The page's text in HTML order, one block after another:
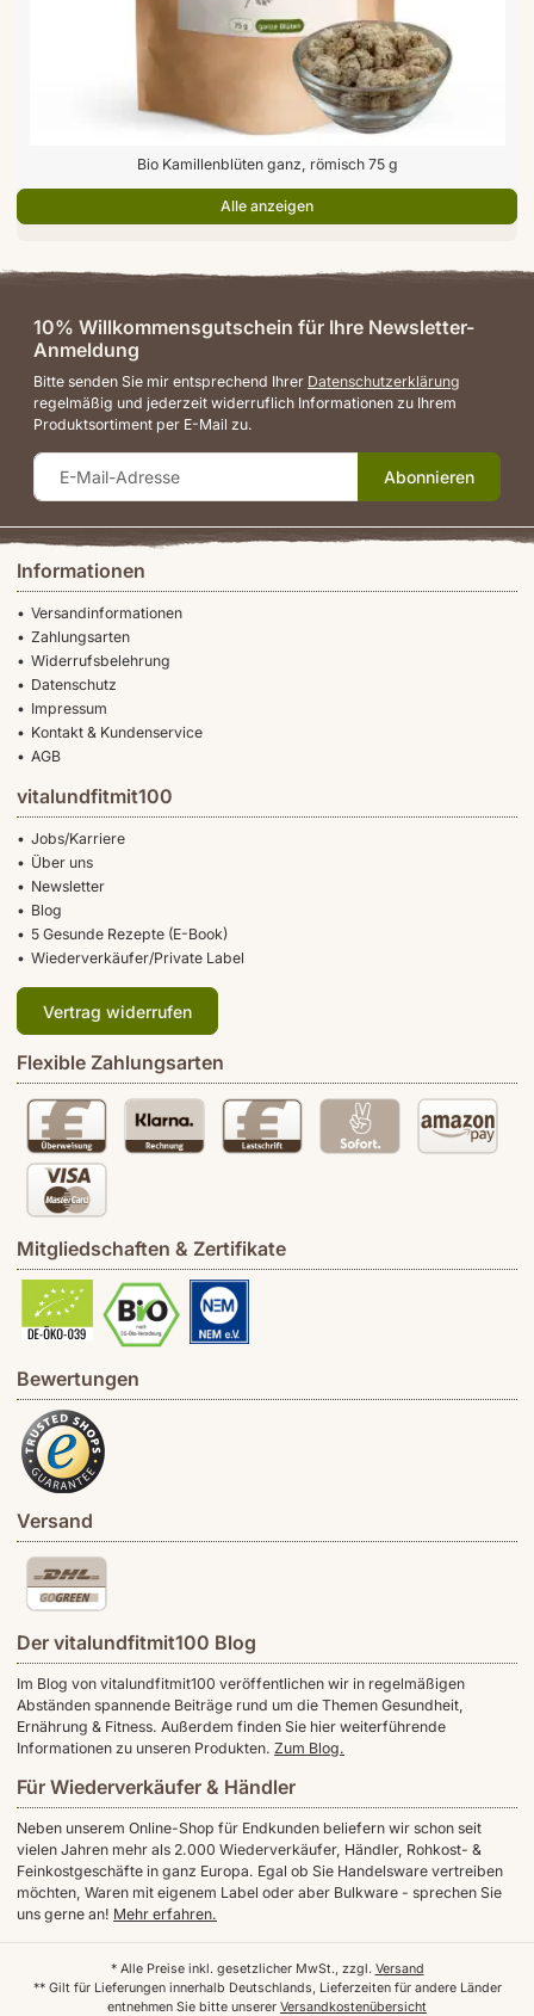
Bio Kamillenblüten ganz, römisch 75 g
Alle anzeigen
Informationen
Versandinformationen
Zahlungsarten
Widerrufsbelehrung
Datenschutz
Impressum
Kontakt & Kundenservice
AGB
vitalundfitmit100
Jobs/Karriere
Über uns
Newsletter
Blog
5 Gesunde Rezepte (E-Book)
Wiederverkäufer/Private Label
Vertrag widerrufen
Flexible Zahlungsarten
Mitgliedschaften & Zertifikate
Bewertungen
Versand
Der vitalundfitmit100 Blog
Im Blog von vitalundfitmit100 veröffentlichen wir in regelmäßigen
Abständen spannende Beiträge rund um die Themen Gesundheit,
Ernährung & Fitness. Außerdem finden Sie hier weiterführende
Informationen zu unseren Produkten. Zum Blog.
Für Wiederverkäufer & Händler
Neben unserem Online-Shop für Endkunden beliefern wir schon seit
vielen Jahren mehr als 2.000 Wiederverkäufer, Händler, Rohkost- &
Feinkostgeschäfte in ganz Europa. Egal ob Sie Handelsware vertreiben
möchten, Waren mit eigenem Label oder aber Bulkware - sprechen Sie
uns gerne an! Mehr erfahren.
10% Willkommensgutschein für Ihre Newsletter-
Anmeldung
Bitte senden Sie mir entsprechend Ihrer Datenschutzerklärung
regelmäßig und jederzeit widerruflich Informationen zu Ihrem
Produktsortiment per E-Mail zu.
Abonnieren
* Alle Preise inkl. gesetzlicher MwSt., zzgl. Versand
** Gilt für Lieferungen innerhalb Deutschlands, Lieferzeiten für andere Länder
entnehmen Sie bitte unserer Versandkostenübersicht